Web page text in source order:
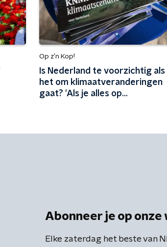
Op z’n Kop!
Is Nederland te voorzichtig als
het om klimaatveranderingen
gaat? 'Als je alles op
Abonneer je op
Elke zaterdag het beste van